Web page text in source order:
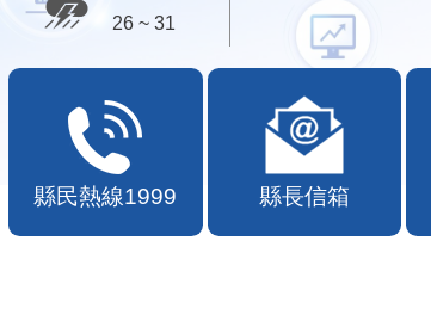
26 ~ 31
縣民熱線1999 縣長信箱